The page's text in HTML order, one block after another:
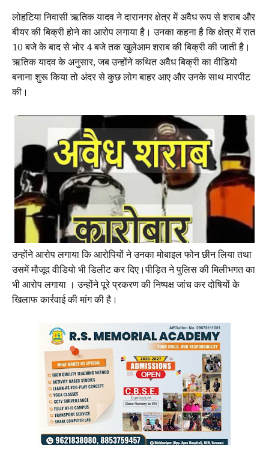
लोहटिया निवासी ऋतिक यादव ने दारानगर क्षेत्र में अवैध रूप से शराब और
बीयर की बिक्री होने का आरोप लगाया है। उनका कहना है कि क्षेत्र में रात
10 बजे के बाद से भोर 4 बजे तक खुलेआम शराब की बिक्री की जाती है।
ऋतिक यादव के अनुसार, जब उन्होंने कथित अवैध बिक्री का वीडियो
बनाना शुरू किया तो अंदर से कुछ लोग बाहर आए और उनके साथ मारपीट
की।
उन्होंने आरोप लगाया कि आरोपियों ने उनका मोबाइल फोन छीन लिया तथा
उसमें मौजूद वीडियो भी डिलीट कर दिए।पीड़ित ने पुलिस की मिलीभगत का
भी आरोप लगाया । उन्होंने पूरे प्रकरण की निष्पक्ष जांच कर दोषियों के
खिलाफ कार्रवाई की मांग की है।